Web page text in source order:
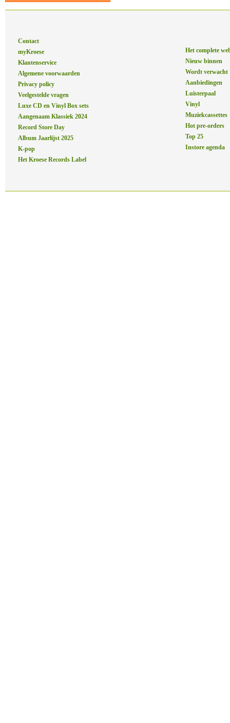
Contact
myKroese
Klantenservice
Algemene voorwaarden
Privacy policy
Veelgestelde vragen
Luxe CD en Vinyl Box sets
Aangenaam Klassiek 2024
Record Store Day
Album Jaarlijst 2025
K-pop
Het Kroese Records Label
Het complete
Nieuw binnen
Wordt verwacht
Aanbiedingen
Luisterpaal
Vinyl
Muziekcassettes
Hot pre-orders
Top 25
Instore agenda